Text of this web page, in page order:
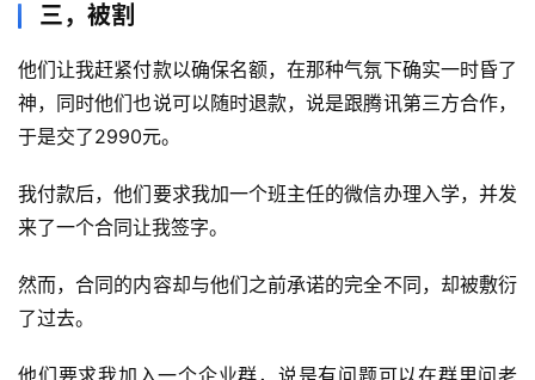
首
页
业
三，被割
他们让我赶紧付款以确保名额，在那种气氛下确实一时昏了
神，同时他们也说可以随时退款，说是跟腾讯第三方合作，
于是交了2990元。
我付款后，他们要求我加一个班主任的微信办理入学，并发
来了一个合同让我签字。
然而，合同的内容却与他们之前承诺的完全不同，却被敷衍
了过去。